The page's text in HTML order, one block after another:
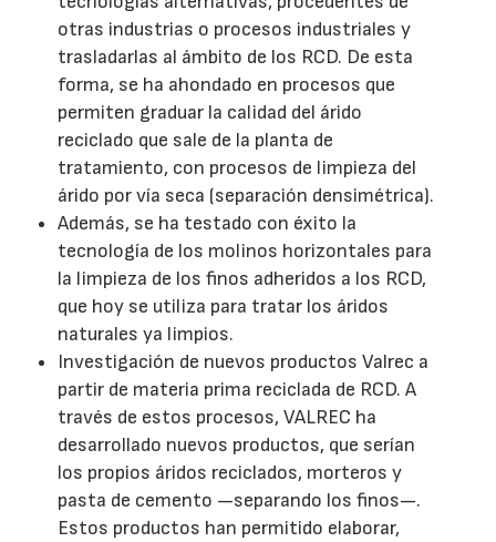
otras industrias o procesos industriales y
trasladarlas al ámbito de los RCD. De esta
forma, se ha ahondado en procesos que
permiten graduar la calidad del árido
reciclado que sale de la planta de
tratamiento, con procesos de limpieza del
árido por vía seca (separación densimétrica).
Además, se ha testado con éxito la
tecnología de los molinos horizontales para
la limpieza de los finos adheridos a los RCD,
que hoy se utiliza para tratar los áridos
naturales ya limpios.
Investigación de nuevos productos Valrec a
partir de materia prima reciclada de RCD. A
través de estos procesos, VALREC ha
desarrollado nuevos productos, que serían
los propios áridos reciclados, morteros y
pasta de cemento —separando los finos—.
Estos productos han permitido elaborar,